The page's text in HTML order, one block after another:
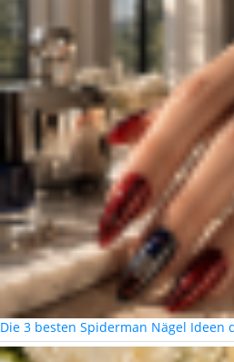
Die 3 besten Spiderman Nägel Ideen